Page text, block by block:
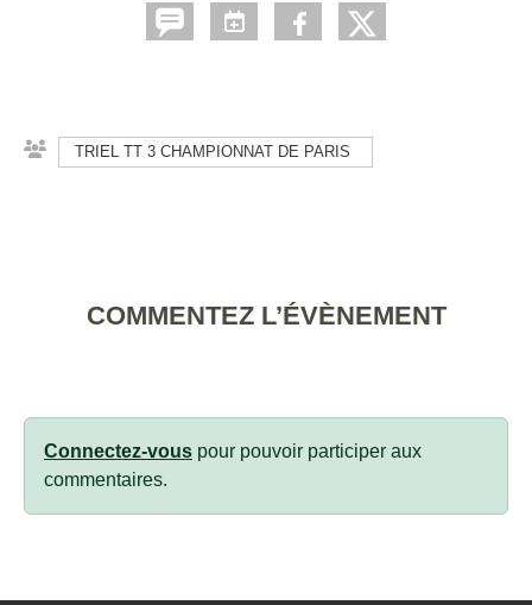
TRIEL TT 3 CHAMPIONNAT DE PARIS
COMMENTEZ L’ÉVÈNEMENT
Connectez-vous pour pouvoir participer aux
commentaires.